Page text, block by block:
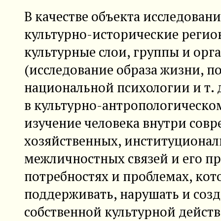
В качестве объекта
культурно-исторические
культурные слои, группы и
(исследование образа жизни,
национальной психологии и
в культурно-
изучение человека внутри
хозяйственных,
межличностных связей и его
потребностях и проблемах,
поддерживать, нарушать и
собственной культурной